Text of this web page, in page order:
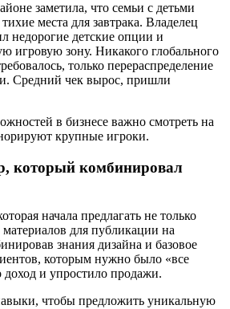
заметила, что семьи с детьми
места для завтрака. Владелец
недорогие детские опции и
игровую зону. Никакого глобального
только перераспределение
Средний чек вырос, пришли
в бизнесе важно смотреть на
крупные игроки.
который комбинировал
начала предлагать не только
для публикации на
знания дизайна и базовое
которым нужно было «все
доход и упростило продажи.
чтобы предложить уникальную